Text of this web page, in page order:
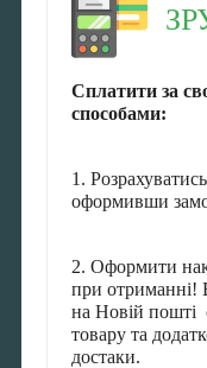
Сплатити за
способами:
1.
оформивши
2. Оформити
при отриманні!
на Новій пошті
товару та
достаки.